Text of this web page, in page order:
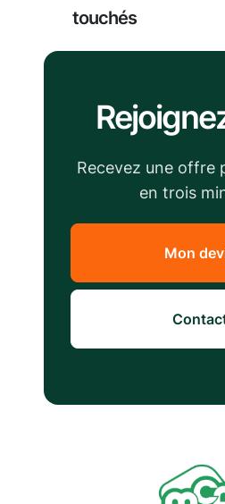
touchés
Recevez une offre
en trois
Mon